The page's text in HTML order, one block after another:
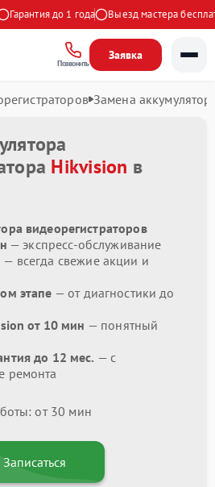
до 1 года Выезд мастера
Позвонить
Заявка
Замена
Hikvision в
видеорегистраторов
— экспресс-обслуживание
— всегда свежие акции и
этапе — от диагностики до
от 10 мин — понятный
до 12 мес. — с
ремонта
от 30 мин
Записаться